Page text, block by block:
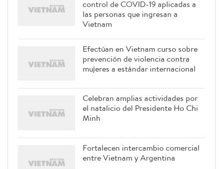
control de COVID-19 aplicadas a
las personas que ingresan a
Vietnam
Efectúan en Vietnam curso sobre
prevención de violencia contra
mujeres a estándar internacional
Celebran amplias actividades por
el natalicio del Presidente Ho Chi
Minh
Fortalecen intercambio comercial
entre Vietnam y Argentina